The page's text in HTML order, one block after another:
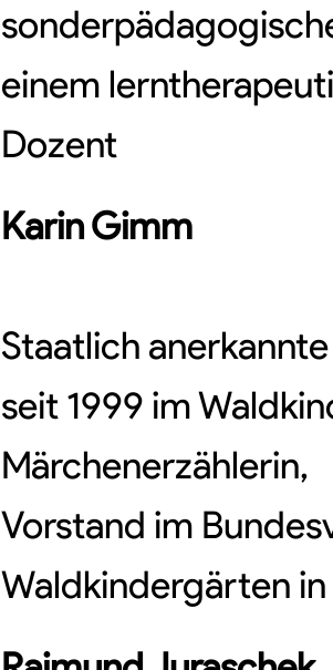
einem
Dozent
KarinGimm
Staatlich
seit 1999 im
Märchenerzählerin,
Vorstand im
Waldkindergärten